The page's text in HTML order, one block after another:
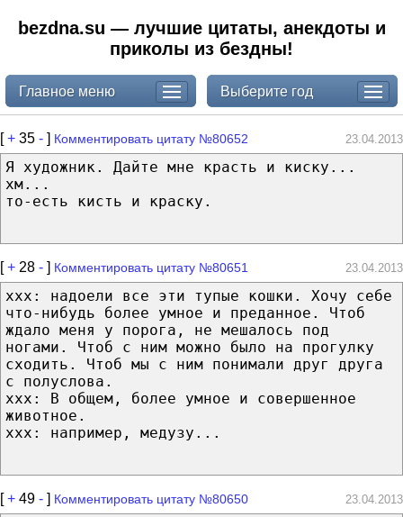
bezdna.su — лучшие цитаты, анекдоты и
приколы из бездны!
Главное меню Выберите год
[+ 35 - ] Комментировать цитату №80652 23.04.2013
Я художник. Дайте мне красть и киску...
хм...
то-есть кисть и краску.
[+ 28 - ] Комментировать цитату №80651 23.04.2013
ххх: надоели все эти тупые кошки. Хочу себе
что-нибудь более умное и преданное. Чтоб
ждало меня у порога, не мешалось под
ногами. Чтоб с ним можно было на прогулку
сходить. Чтоб мы с ним понимали друг друга
с полуслова.
ххх: В общем, более умное и совершенное
животное.
ххх: например, медузу...
[+ 49 - ] Комментировать цитату №80650 23.04.2013